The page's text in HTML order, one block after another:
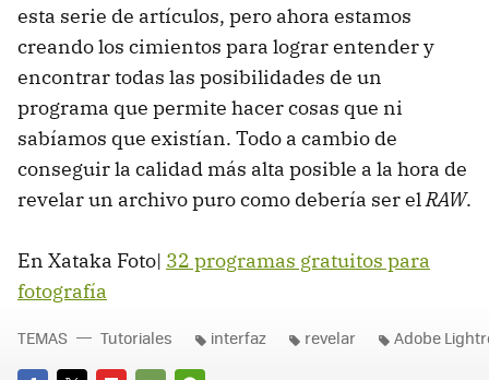
esta serie de artículos, pero ahora estamos
creando los cimientos para lograr entender y
encontrar todas las posibilidades de un
programa que permite hacer cosas que ni
sabíamos que existían. Todo a cambio de
conseguir la calidad más alta posible a la hora de
revelar un archivo puro como debería ser elRAW.
En Xataka Foto| 32 programas gratuitos para
fotografía
TEMAS Tutoriales interfaz revelar Adobe